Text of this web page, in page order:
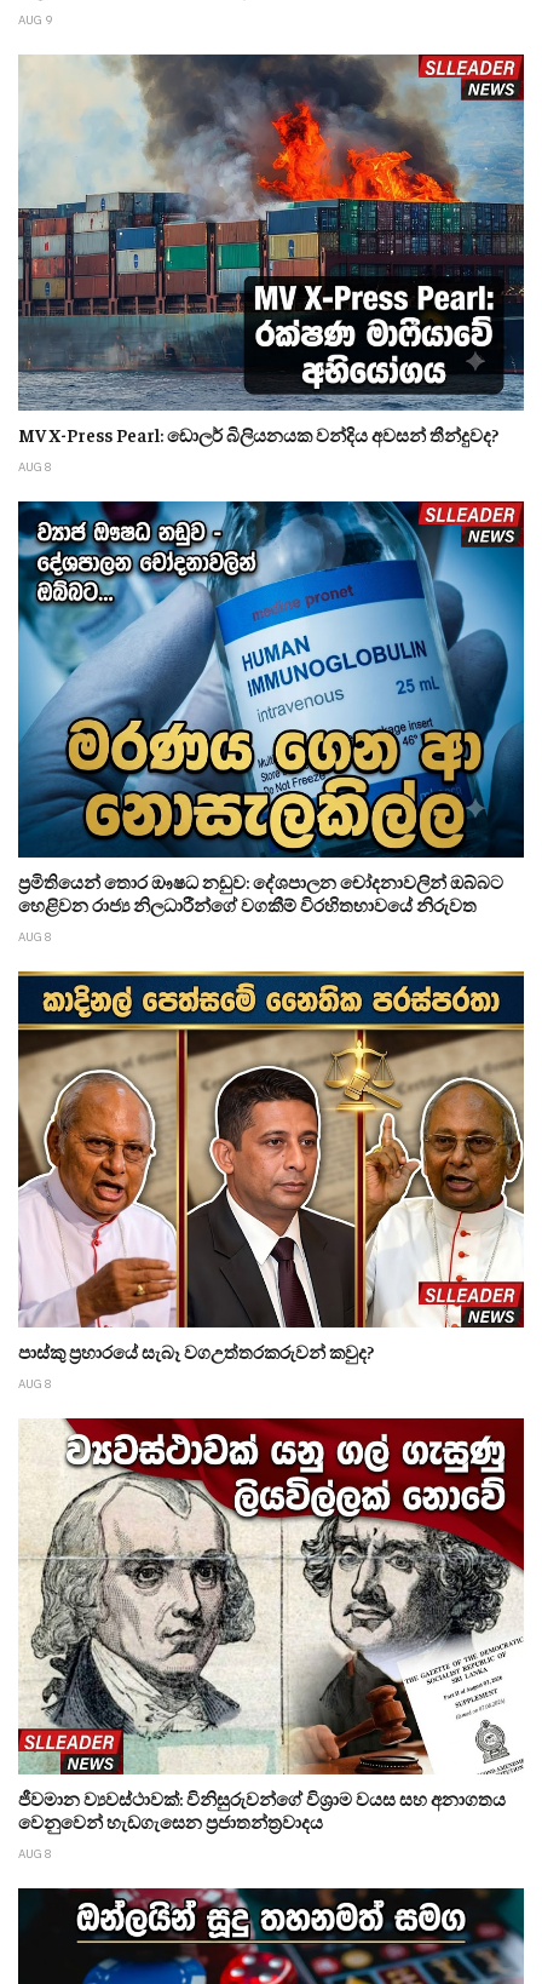
AUG 9
MV X-Press Pearl: ඩොලර් බිලියනයක වන්දිය අවසන් තීන්දුවද?
AUG 8
ප්‍රමිතියෙන් තොර ඖෂධ නඩුව: දේශපාලන චෝදනාවලින් ඔබ්බට
හෙළිවන රාජ්‍ය නිලධාරීන්ගේ වගකීම් විරහිතභාවයේ නිරුවත
AUG 8
පාස්කු ප්‍රහාරයේ සැබෑ වගඋත්තරකරුවන් කවුද?
AUG 8
ජීවමාන ව්‍යවස්ථාවක්: විනිසුරුවන්ගේ විශ්‍රාම වයස සහ අනාගතය
වෙනුවෙන් හැඩගැසෙන ප්‍රජාතන්ත්‍රවාදය
AUG 8